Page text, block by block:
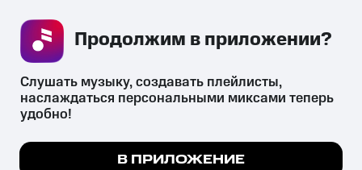
СКАЧАТЬ ПРИЛОЖЕНИЕ
психотропных веществ, их аналогов причиняет вред здоровью,
их незаконный оборот запрещён и влечёт установленную
Мы используем куки, чтобы на сайте все
Слушать музыку, создавать плейлисты,
наслаждаться персональными миксами теперь
удобно!
В ПРИЛОЖЕНИЕ